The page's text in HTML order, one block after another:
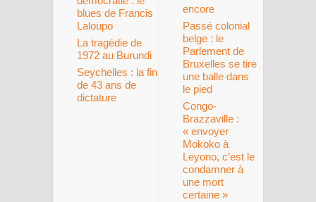
blues de Francis
Laloupo
La tragédie de
1972 au Burundi
Seychelles : la fin
de 43 ans de
dictature
encore
Passé colonial
belge : le
Parlement de
Bruxelles se tire
une balle dans
le pied
Congo-
Brazzaville :
« envoyer
Mokoko à
Leyono, c’est le
condamner à
une mort
certaine »